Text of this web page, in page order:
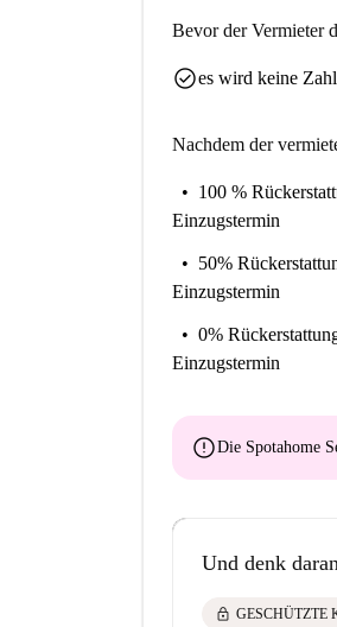
Bevor der Vermieter
check_circlees wird keine
Nachdem der
100 %
Einzugstermin
50%
Einzugstermin
0%
Einzugstermin
errorDie Spotahome
Und denk
lock GESCHÜTZTE